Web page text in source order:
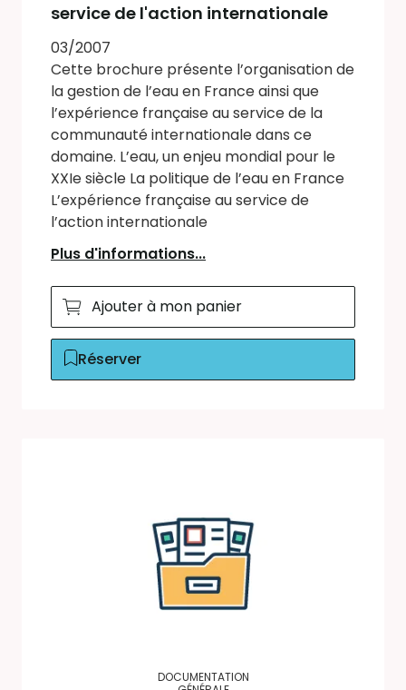
service de l'action internationale
03/2007
Cette brochure présente l’organisation de
la gestion de l’eau en France ainsi que
l’expérience française au service de la
communauté internationale dans ce
domaine. L’eau, un enjeu mondial pour le
XXIe siècle La politique de l’eau en France
L’expérience française au service de
l’action internationale
Plus d'informations...
Ajouter à mon panier
Réserver
DOCUMENTATION